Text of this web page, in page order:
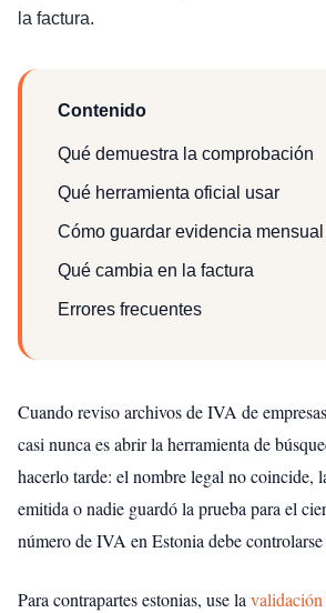
la factura.
Contenido
Qué demuestra la comprobación
Qué herramienta oficial usar
Cómo guardar evidencia mensual
Qué cambia en la factura
Errores frecuentes
Cuando reviso archivos de IVA de
casi nunca es abrir la herramienta de
hacerlo tarde: el nombre legal no coincide,
emitida o nadie guardó la prueba para el
número de IVA en Estonia debe controlarse
Para contrapartes estonias, use la